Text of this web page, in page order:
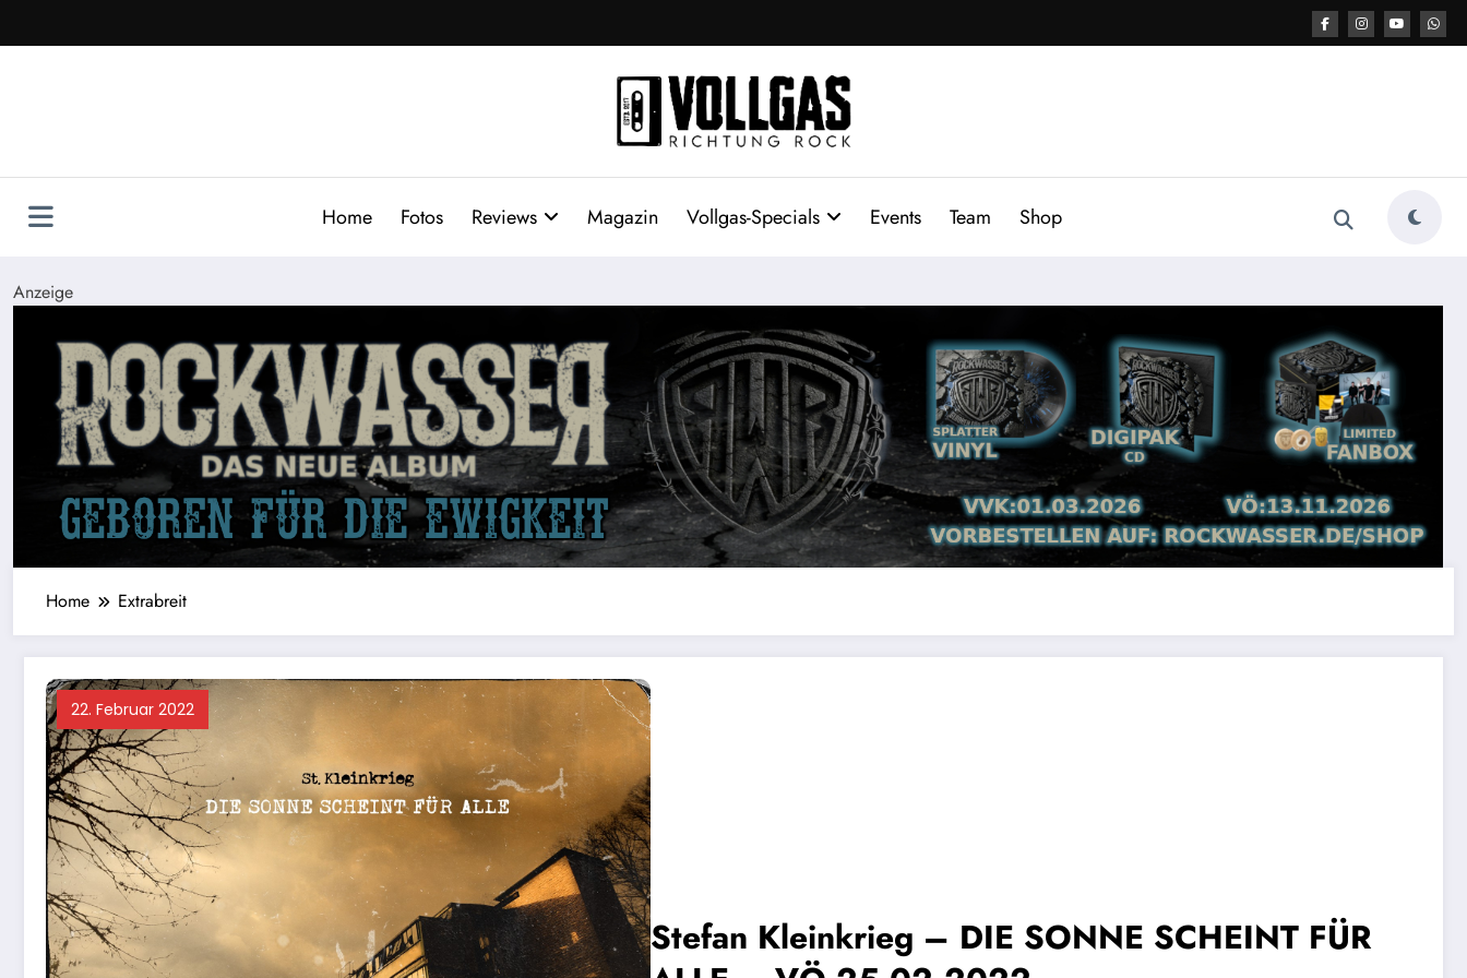
Inhalt
Home Fotos Reviews Magazin Vollgas-Specials Events Team Shop
Anzeige
Home Extrabreit
22. Februar 2022
Stefan Kleinkrieg – DIE SONNE SCHEINT FÜR